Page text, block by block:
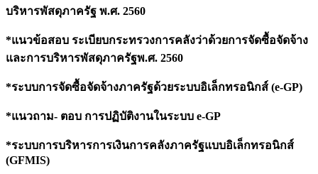
บริหารพัสดุภาครัฐ พ.ศ. 2560
*แนวข้อสอบ ระเบียบกระทรวงการคลังว่าด้วยการจัดซื้อจัดจ้าง
และการบริหารพัสดุภาครัฐพ.ศ. 2560
*ระบบการจัดซื้อจัดจ้างภาครัฐด้วยระบบอิเล็กทรอนิกส์ (e-GP)
*แนวถาม- ตอบ การปฏิบัติงานในระบบ e-GP
*ระบบการบริหารการเงินการคลังภาครัฐแบบอิเล็กทรอนิกส์
(GFMIS)